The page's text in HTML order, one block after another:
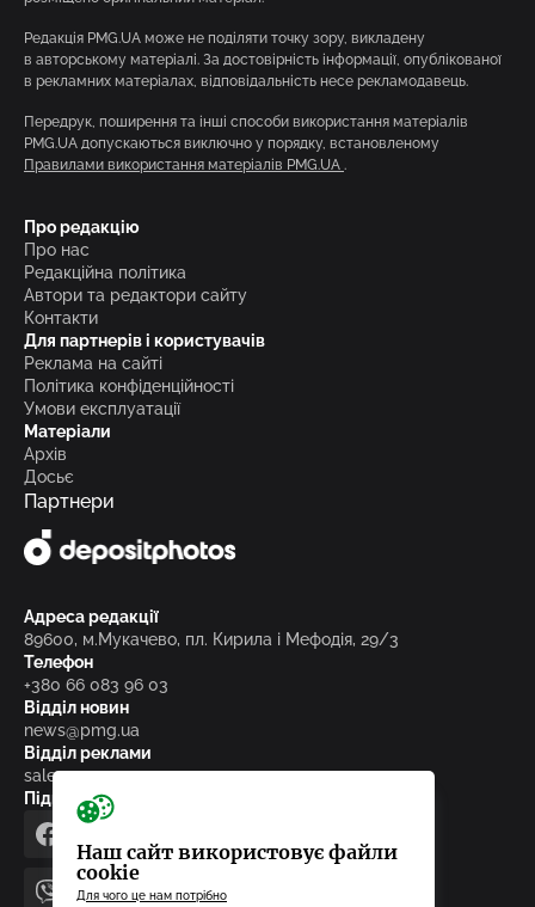
Редакція PMG.UA може не поділяти точку зору, викладену
в авторському матеріалі. За достовірність інформації, опублікованої
в рекламних матеріалах, відповідальність несе рекламодавець.
Передрук, поширення та інші способи використання матеріалів
PMG.UA допускаються виключно у порядку, встановленому
Правилами використання матеріалів PMG.UA .
Про редакцію
Про нас
Редакційна політика
Автори та редактори сайту
Контакти
Для партнерів і користувачів
Реклама на сайті
Політика конфіденційності
Умови експлуатації
Матеріали
Архів
Досьє
Партнери
Адреса редакції
89600, м.Мукачево, пл. Кирила і Мефодія, 29/3
Телефон
+380 66 083 96 03
Відділ новин
news@pmg.ua
Відділ реклами
sales@pmg.ua
Підписуйтесь на нас у соціальних мережах
facebooktelegram
viber youtube
Наш сайт використовує файли
cookie
Для чого це нам потрібно